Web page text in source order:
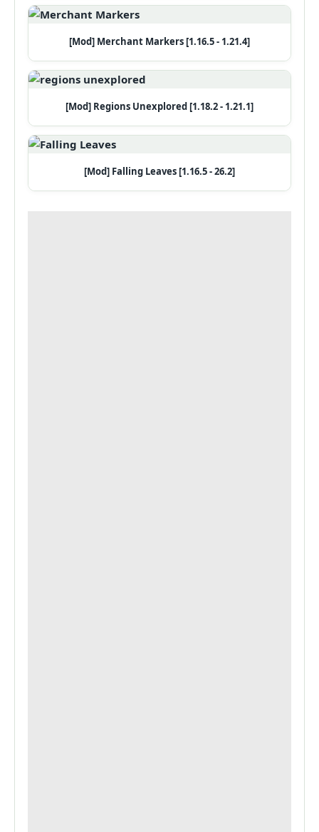
[Mod] Merchant Markers [1.16.5 - 1.21.4]
[Mod] Regions Unexplored [1.18.2 - 1.21.1]
[Mod] Falling Leaves [1.16.5 - 26.2]